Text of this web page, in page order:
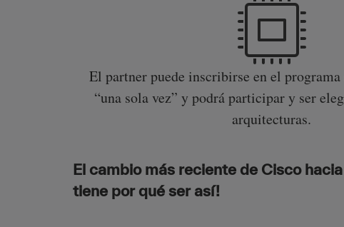
El partner puede inscribirse en el
“una sola vez” y podrá participar y ser
arquitecturas.
El cambio más reciente de Cisco
tiene por qué ser así!